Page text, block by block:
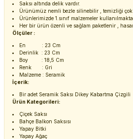
Saksı altında delik vardır.
Ürünümüz nemli bezle silinebilir , temizliği çok
Ürünlerimizde 1.sınıf malzemeler
Her bir ürün özenli ve sağlam paketlenir ,
Ölçüler :
En : 23 Cm
Derinlik : 23 Cm
Boy : 18,5 Cm
Renk : Gri
Malzeme : Seramik
İçerik:
Bir adet Seramik Saksı Dikey Kabartma Çizgili
Ürün Kategorileri:
Çiçek Saksı
Bahçe Balkon Saksısı
Yapay Bitki
Yapay Ağaç